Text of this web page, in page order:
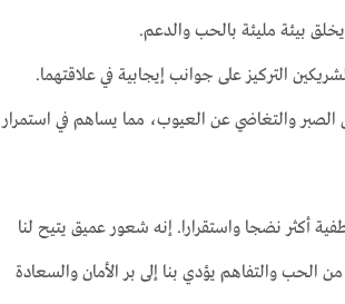
بيئة مليئة بالحب والدعم.
التركيز على جوانب إيجابية في علاقتهما.
الصبر والتغاضي عن العيوب، مما يساهم في استمرار
أكثر نضجا واستقرارا. إنه شعور عميق يتيح لنا
الحب والتفاهم يؤدي بنا إلى بر الأمان والسعادة